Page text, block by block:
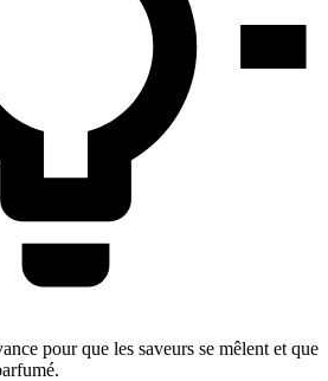
pour que les saveurs se mêlent et que